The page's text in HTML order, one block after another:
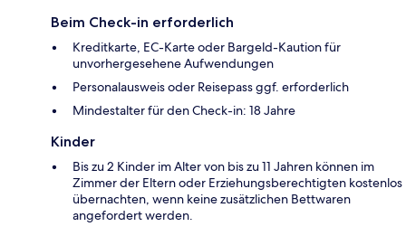
Beim Check-in erforderlich
Kreditkarte, EC-Karte oder Bargeld-Kaution für
unvorhergesehene Aufwendungen
Personalausweis oder Reisepass ggf. erforderlich
Mindestalter für den Check-in: 18 Jahre
Kinder
Bis zu 2 Kinder im Alter von bis zu 11 Jahren können im
Zimmer der Eltern oder Erziehungsberechtigten kostenlos
übernachten, wenn keine zusätzlichen Bettwaren
angefordert werden.